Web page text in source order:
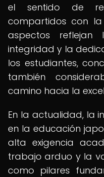
el sentido de
compartidos con la
aspectos
integridad y la
los estudiantes,
también
camino hacia la
En la actualidad, la
en la educación
alta exigencia
trabajo arduo y la
como pilares